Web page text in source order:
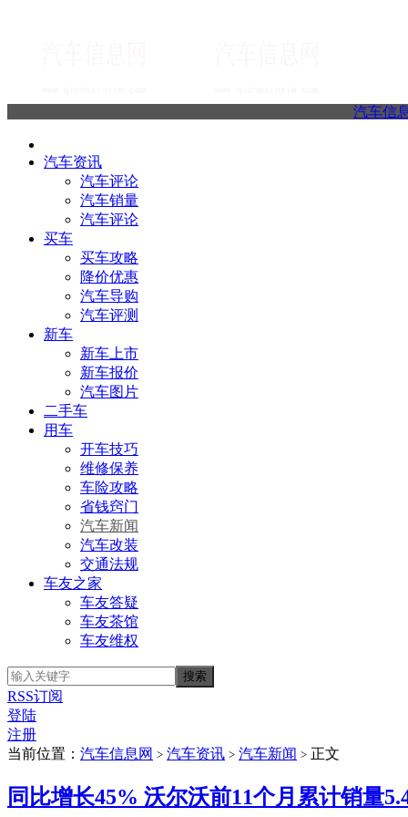
汽车信
汽车资讯
汽车评论
汽车销量
汽车评论
买车
买车攻略
降价优惠
汽车导购
汽车评测
新车
新车上市
新车报价
汽车图片
二手车
用车
开车技巧
维修保养
车险攻略
省钱窍门
汽车新闻
汽车改装
交通法规
车友之家
车友答疑
车友茶馆
车友维权
RSS订阅
登陆
注册
当前位置： 汽车信息网 > 汽车资讯 > 汽车新闻 > 正文
同比增长45% 沃尔沃前11个月累计销量